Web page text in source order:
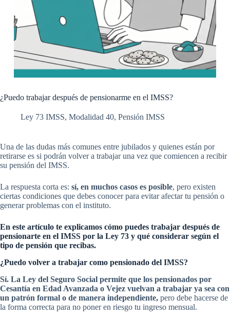
¿Puedo trabajar después de pensionarme en el IMSS?
Ley 73 IMSS, Modalidad 40, Pensión IMSS
Una de las dudas más comunes entre jubilados y quienes están por
retirarse es si podrán volver a trabajar una vez que comiencen a recibir
su pensión del IMSS.
La respuesta corta es: sí, en muchos casos es posible, pero existen
ciertas condiciones que debes conocer para evitar afectar tu pensión o
generar problemas con el instituto.
En este artículo te explicamos cómo puedes trabajar después de
pensionarte en el IMSS por la Ley 73 y qué considerar según el
tipo de pensión que recibas.
¿Puedo volver a trabajar como pensionado del IMSS?
Sí. La Ley del Seguro Social permite que los pensionados por
Cesantía en Edad Avanzada o Vejez vuelvan a trabajar ya sea con
un patrón formal o de manera independiente, pero debe hacerse de
la forma correcta para no poner en riesgo tu ingreso mensual.